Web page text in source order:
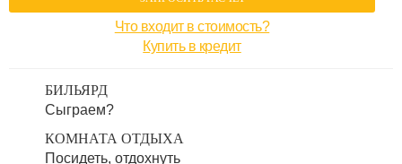
Что входит в стоимость?
Купить в кредит
БИЛЬЯРД
Сыграем?
КОМНАТА ОТДЫХА
Посидеть, отдохнуть